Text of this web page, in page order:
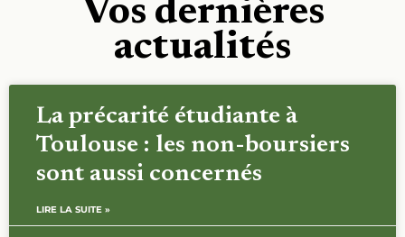
Vos dernières
actualités
La précarité étudiante à
Toulouse : les non-boursiers
sont aussi concernés
LIRE LA SUITE »